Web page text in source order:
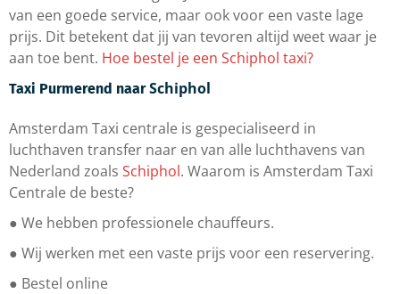
van een goede service, maar ook voor een vaste lage
prijs. Dit betekent dat jij van tevoren altijd weet waar je
aan toe bent. Hoe bestel je een Schiphol taxi?
Taxi Purmerend naarSchiphol
Amsterdam Taxi centrale is gespecialiseerd in
luchthaven transfer naar en van alle luchthavens van
Nederland zoals Schiphol. Waarom is Amsterdam Taxi
Centrale de beste?
● We hebben professionele chauffeurs.
● Wij werken met een vaste prijs voor een reservering.
● Bestel online